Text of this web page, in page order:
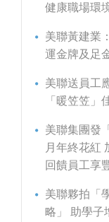
健康職場環
美聯黃建業
運金牌及足
美聯送員工
「暖笠笠」
美聯集團發
月年終花紅
回饋員工享
美聯夥拍「
略」 助學